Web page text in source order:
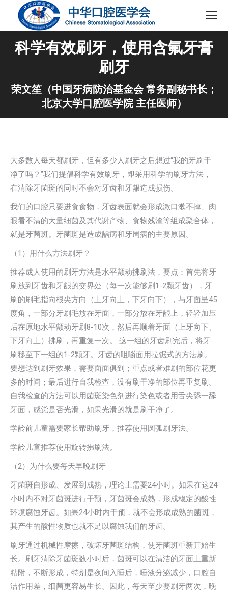
科学有效刷牙，使用含氟牙膏
刷牙
荣文笙（中国牙病防治基金会 常务副秘书长；
北京大学口腔医学院 主任医师）
大多数人每天都刷牙，但有多少人刷牙之后想过“我的牙刷干
净了吗？”我们提倡科学有效刷牙，即采用科学的刷牙方法，
在清除牙菌斑的同时不会对牙齿和牙龈造成损伤。
我们的口腔只要进食食物，牙齿表面就会形成漱口漱不掉、肉
眼看不清的大量细菌及其代谢产物、食物残渣等组成聚合体，
就是牙菌斑。牙菌斑是造成龋病和牙周病的主要原因。
（1）用什么方法刷牙？
推荐成人使用的刷牙方法是水平颤动拂刷法，要点：首先将牙
刷放到牙齿和牙龈的交界处（每一次能够刷1-2颗牙齿），牙
刷的刷毛指向根尖方向（上牙向上，下牙向下），与牙面呈45
度角，一部分牙刷毛放在牙面，一部分放在牙龈上，轻轻加压
后在原地水平颤动牙刷8-10次，然后再顺着牙面（上牙向下、
下牙向上）拂刷，再重复一次。 这一组的牙齿刷完后，将牙
刷移至下一组的1-2颗牙。牙齿的咀嚼面用拉锯式的方法刷。
要想达到刷牙效果，需要面面俱到；重点或者难刷的部位花更
多的时间；最后进行自我检查，没有刷干净的部位再重复刷。
自我检查的方法可以用菌斑染色剂进行染色或者用舌尖舔一舔
牙面，感觉是否光滑，如果光滑的就是刷干净了。
学龄前儿童需要家长帮助刷牙，推荐使用圆弧刷牙法。
学龄儿童推荐使用旋转拂刷法。
（2）为什么要每天早晚刷牙
牙菌斑自形成、发展到成熟，理论上需要24小时。如果在这24
小时内不对牙菌斑进行干预，牙菌斑会成熟，形成稳定的酸性
环境腐蚀牙齿。如果24小时内干预，就不会形成成熟的菌斑，
其产生的酸性物质也就不足以腐蚀我们的牙齿。
刷牙通过机械性摩擦，破坏牙菌斑结构，使牙菌斑重新开始生
长。刷牙清除牙菌斑数小时后，菌斑可以在清洁的牙面上重新
粘附，不断形成，特别是夜间入睡后，唾液分泌减少，口腔自
洁作用差，细菌更容易生长。因此，每天至少要刷牙两次，晚